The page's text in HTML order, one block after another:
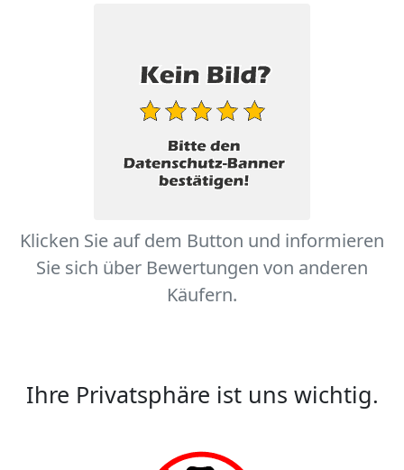
Klicken Sie auf dem Button und informieren
Sie sich über Bewertungen von anderen
Käufern.
Ihre Privatsphäre ist uns wichtig.